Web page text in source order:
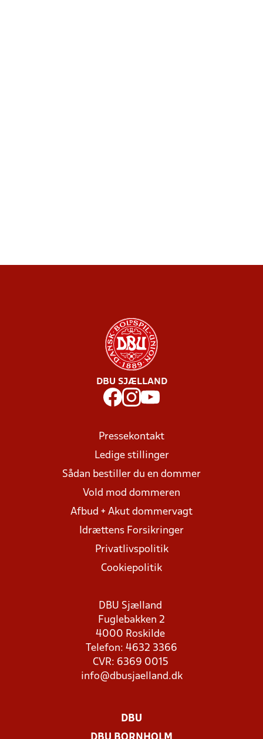
DBU SJÆLLAND
Pressekontakt
Ledige stillinger
Sådan bestiller du en dommer
Vold mod dommeren
Afbud + Akut dommervagt
Idrættens Forsikringer
Privatlivspolitik
Cookiepolitik
DBU Sjælland
Fuglebakken 2
4000 Roskilde
Telefon: 4632 3366
CVR: 6369 0015
info@dbusjaelland.dk
DBU